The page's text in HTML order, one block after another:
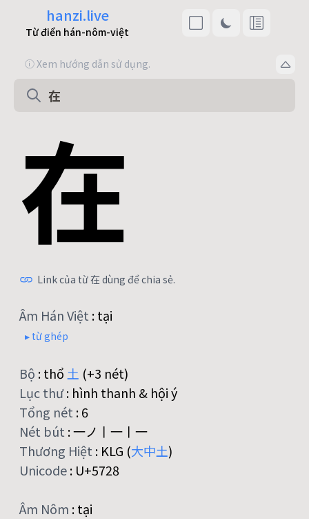
hanzi.live
Từ điển hán-nôm-việt
ⓘ Xem hướng dẫn sử dụng.
在
Link của từ 在 dùng để chia sẻ.
Âm Hán Việt :tại
▸ từ ghép
Bộ :thổ 土 (+3 nét)
Lục thư: hình thanh & hội ý
Tổng nét :6
Nét bút :一ノ丨一丨一
Thương Hiệt : KLG (大中土)
Unicode: U+5728
Âm Nôm :tại